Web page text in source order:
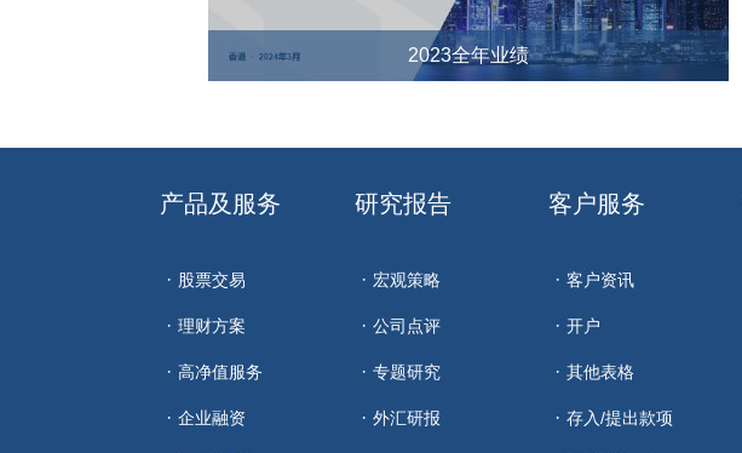
2023全年业绩
产品及服务
股票交易
理财方案
高净值服务
企业融资
研究报告
宏观策略
公司点评
专题研究
外汇研报
客户服务
客户资讯
开户
其他表格
存入/提出款项